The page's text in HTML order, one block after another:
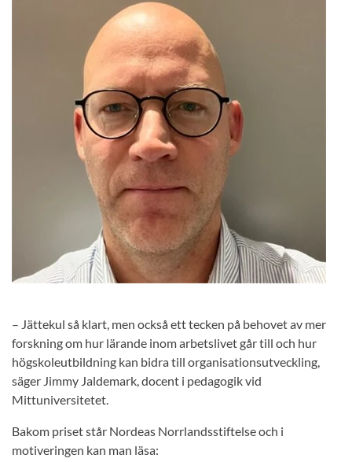
– Jättekul så klart, men också ett tecken på behovet av mer
forskning om hur lärande inom arbetslivet går till och hur
högskoleutbildning kan bidra till organisationsutveckling,
säger Jimmy Jaldemark, docent i pedagogik vid
Mittuniversitetet.
Bakom priset står Nordeas Norrlandsstiftelse och i
motiveringen kan man läsa: